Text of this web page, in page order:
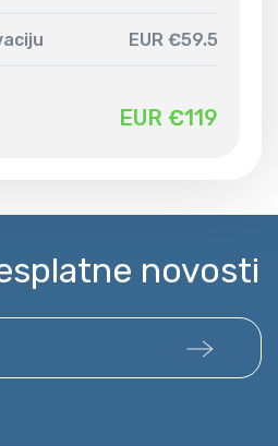
EUR €59.5
EUR €119
novosti